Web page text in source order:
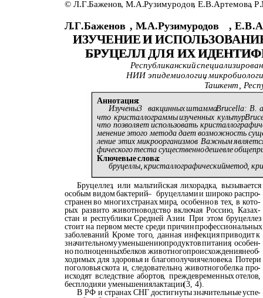
© Л.Г.Баженов, М.А.Рузимуродов, Е.В.Артемова, Р.
Л.Г.Баженов , М.А.Рузимуродов , Е.В.
ИЗУЧЕНИЕИ
ИЗУЧЕНИЕ И
ИЗУЧЕНИЕИ
БРУЦЕЛЛ ДЛЯ ИХ
БРУЦЕЛЛДЛЯ ИХ
БРУЦЕЛЛДЛЯ ИХ
Республиканский
НИИ эпидемиологии
,
Ташкент
Аннотация:
Изучены3 вакцинныхштаммаBrucella: B.
что кристаллограммыизученных культур
что позволяет использовать
менение этого метода дает возможность
ление этих микроорганизмов. Важным
фическоготеста существеннодешевле
Ключевыеслова:
бруцеллы, кристаллографическийметод,
Бруцеллез, или мальтийская лихорадка, вызывается
особым видомбактерий– бруцелламии широко распро-
странен во многихстранахмира, особеннов тех, в кото-
рых развито животноводство
, включая Россию, Казах-
стан и республики Средней Азии. При этом бруцеллез
стоит на первом месте среди причинпрофессиональных
заболеваний. Кроме того, данная инфекцияприводитк
значительномууменьшениюпродуктовпитания, особен-
нополноценныхбелков животногопроисхождениянеоб-
ходимых для здоровья и благополучиячеловека. Потери
поголовьяскота и, следовательно, животногобелка про-
исходят вследствие абортов, преждевременныхотелов,
бесплодияи уменьшениялактации(3, 4).
В РФ и странах СНГ достигнутызначительныеуспе-